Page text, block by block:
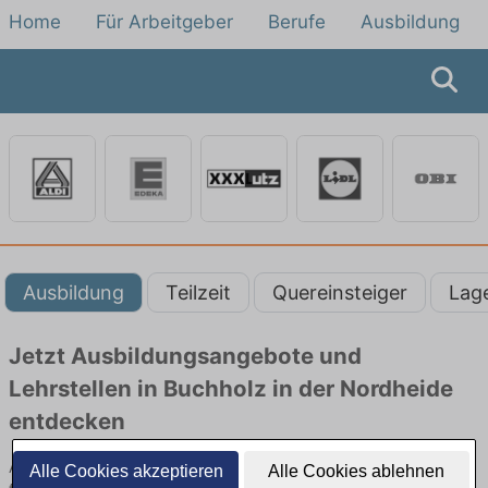
Alle Cookies akzeptieren Alle Cookies ablehnen
Home Für Arbeitgeber Berufe Ausbildung
Ausbildung Teilzeit Quereinsteiger
Jetzt Ausbildungsangebote und
Lehrstellen in Buchholz in der Nordheide
entdecken
Ausbildungsangebote im Einzelhandel in Buchholz in der Nordheide